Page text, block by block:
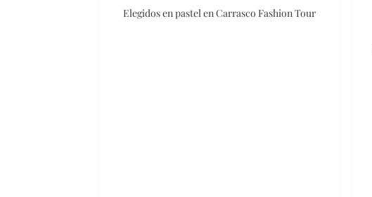
Elegidos en pastel en Carrasco Fashion Tour